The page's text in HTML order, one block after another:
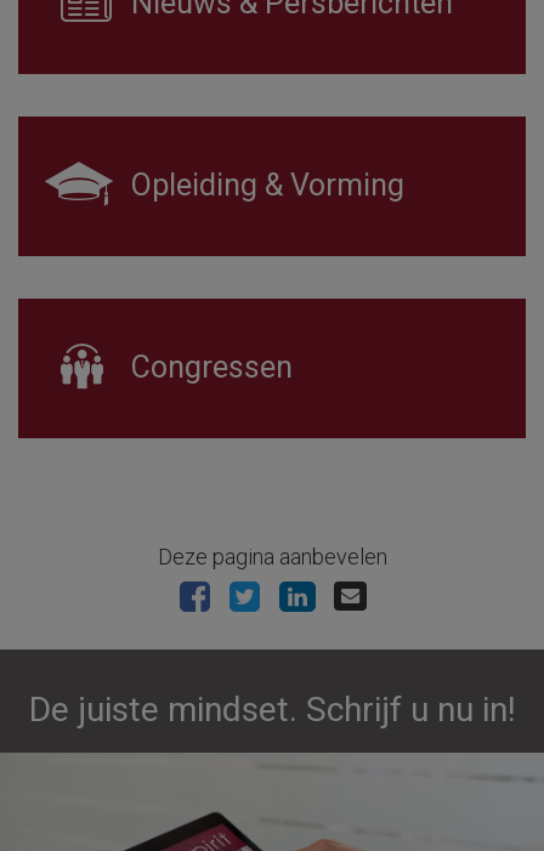
Opleiding & Vorming
Congressen
Deze pagina aanbevelen
De juiste mindset. Schrijf u nu in!